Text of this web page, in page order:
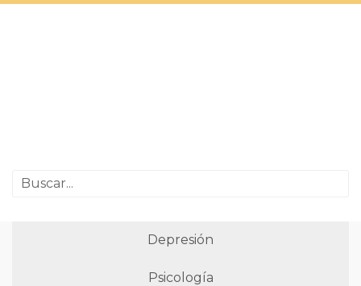
Depresión
Psicología